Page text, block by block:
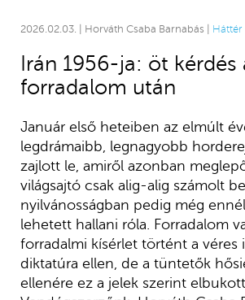
2026.02.03. | Horváth Csaba Barnabás | Háttér
Irán 1956-ja: öt kérdés
forradalom után
Január első heteiben az elmúlt
legdrámaibb, legnagyobb
zajlott le, amiről azonban
világsajtó csak alig-alig számolt
nyilvánosságban pedig még
lehetett hallani róla. Forradalom
forradalmi kísérlet történt a véres
diktatúra ellen, de a tüntetők
ellenére ez a jelek szerint elbukott.